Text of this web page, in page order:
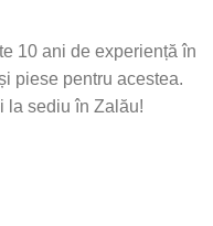
10 ani de experiență în
piese pentru acestea.
la sediu în Zalău!